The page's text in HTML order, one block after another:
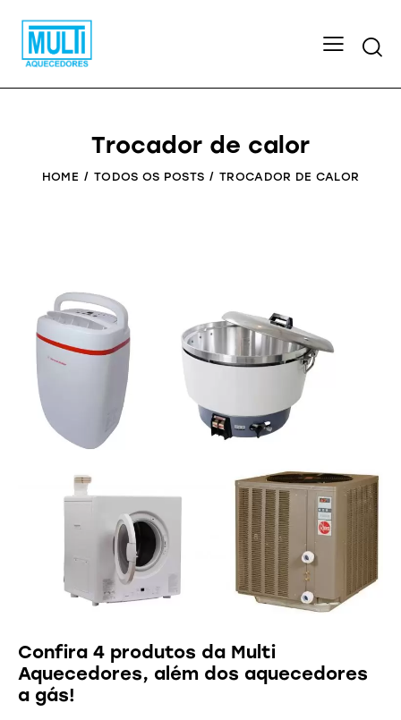
Trocador de calor
HOME TODOS OS POSTS TROCADOR DE CALOR
Confira 4 produtos da Multi
Aquecedores, além dos aquecedores
a gás!